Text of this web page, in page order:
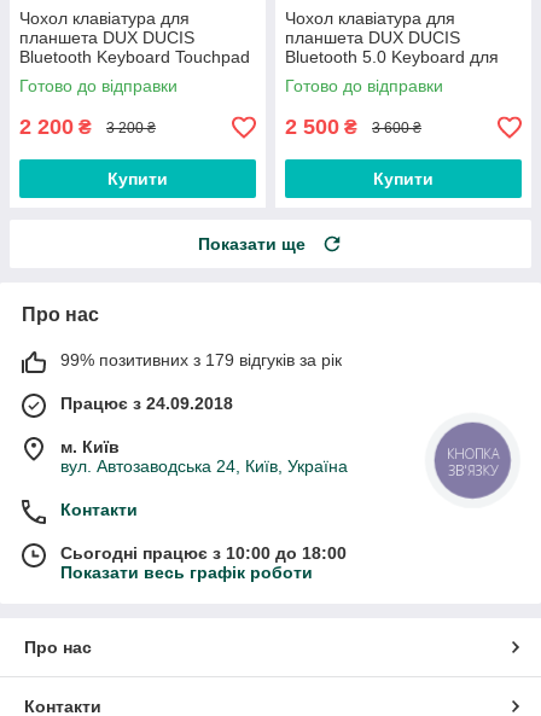
Чохол клавіатура для
планшета DUX DUCIS
Bluetooth Keyboard Touchpad
для Apple iPad Air 5 10.9''
(2022) Black
Готово до відправки
2 200 ₴ 3 200 ₴
Купити
Чохол клавіатура для
планшета DUX DUCIS
Bluetooth 5.0 Keyboard для
Apple iPad Air 4 / 5 10.9 Black
Готово до відправки
2 500 ₴ 3 600 ₴
Купити
Показати ще
Про нас
99% позитивних з 179 відгуків за рік
Працює з 24.09.2018
м. Київ
вул. Автозаводська 24, Київ, Україна
Контакти
Сьогодні працює з 10:00 до 18:00
Показати весь графік роботи
Про нас
Контакти
КНОПКА
ЗВ'ЯЗКУ